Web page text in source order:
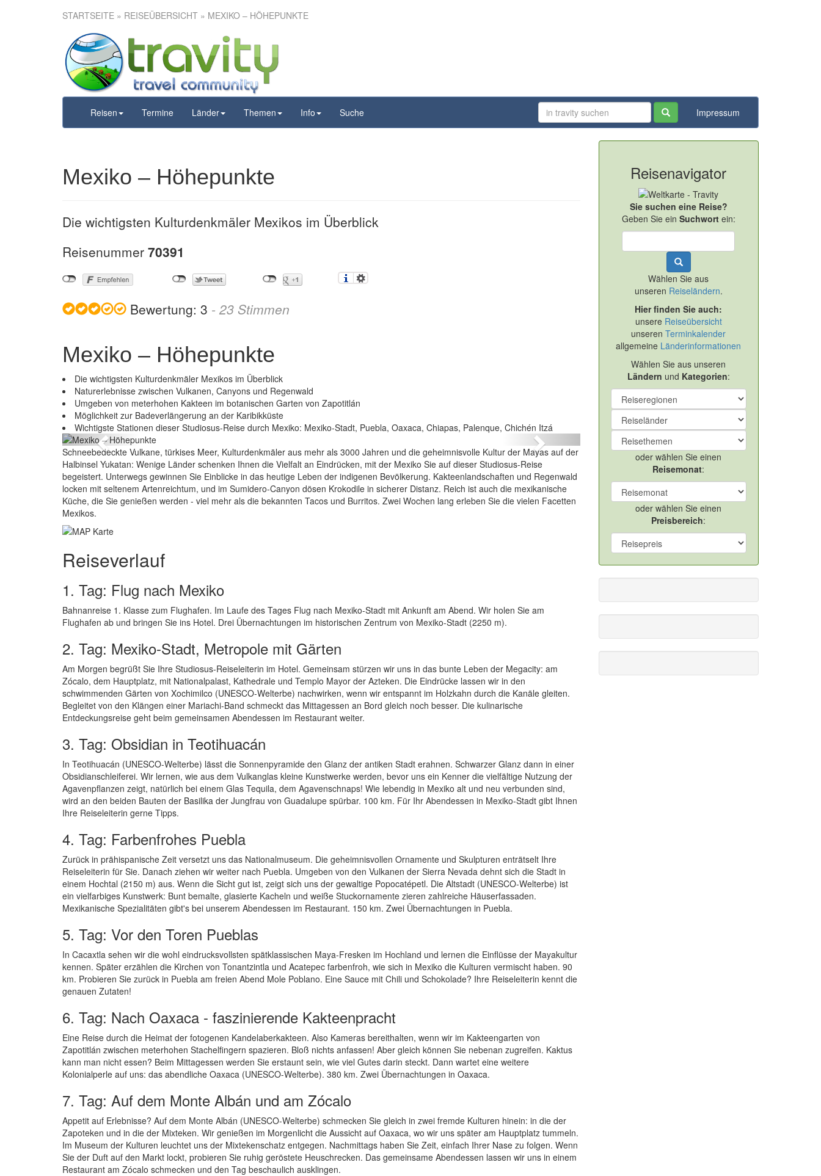
STARTSEITE » REISEÜBERSICHT » MEXIKO – HÖHEPUNKTE
Reisen Termine Länder Themen Info Suche Impressum
Mexiko – Höhepunkte
Mexiko – Höhepunkte
Die wichtigsten Kulturdenkmäler Mexikos im Überblick
Reisenummer 70391
Bewertung: 3 - 23 Stimmen
Mexiko – Höhepunkte
Die wichtigsten Kulturdenkmäler Mexikos im Überblick
Naturerlebnisse zwischen Vulkanen, Canyons und Regenwald
Umgeben von meterhohen Kakteen im botanischen Garten von Zapotitlán
Möglichkeit zur Badeverlängerung an der Karibikküste
Wichtigste Stationen dieser Studiosus-Reise durch Mexiko: Mexiko-Stadt, Puebla, Oaxaca, Chiapas, Palenque, Chichén Itzá
Previous Next
Schneebedeckte Vulkane, türkises Meer, Kulturdenkmäler aus mehr als 3000 Jahren und die geheimnisvolle Kultur der Mayas auf der
Halbinsel Yukatan: Wenige Länder schenken Ihnen die Vielfalt an Eindrücken, mit der Mexiko Sie auf dieser Studiosus-Reise
begeistert. Unterwegs gewinnen Sie Einblicke in das heutige Leben der indigenen Bevölkerung. Kakteenlandschaften und Regenwald
locken mit seltenem Artenreichtum, und im Sumidero-Canyon dösen Krokodile in sicherer Distanz. Reich ist auch die mexikanische
Küche, die Sie genießen werden - viel mehr als die bekannten Tacos und Burritos. Zwei Wochen lang erleben Sie die vielen Facetten
Mexikos.
Reiseverlauf
1. Tag: Flug nach Mexiko
Bahnanreise 1. Klasse zum Flughafen. Im Laufe des Tages Flug nach Mexiko-Stadt mit Ankunft am Abend. Wir holen Sie am
Flughafen ab und bringen Sie ins Hotel. Drei Übernachtungen im historischen Zentrum von Mexiko-Stadt (2250 m).
2. Tag: Mexiko-Stadt, Metropole mit Gärten
Am Morgen begrüßt Sie Ihre Studiosus-Reiseleiterin im Hotel. Gemeinsam stürzen wir uns in das bunte Leben der Megacity: am
Zócalo, dem Hauptplatz, mit Nationalpalast, Kathedrale und Templo Mayor der Azteken. Die Eindrücke lassen wir in den
schwimmenden Gärten von Xochimilco (UNESCO-Welterbe) nachwirken, wenn wir entspannt im Holzkahn durch die Kanäle gleiten.
Begleitet von den Klängen einer Mariachi-Band schmeckt das Mittagessen an Bord gleich noch besser. Die kulinarische
Entdeckungsreise geht beim gemeinsamen Abendessen im Restaurant weiter.
3. Tag: Obsidian in Teotihuacán
In Teotihuacán (UNESCO-Welterbe) lässt die Sonnenpyramide den Glanz der antiken Stadt erahnen. Schwarzer Glanz dann in einer
Obsidianschleiferei. Wir lernen, wie aus dem Vulkanglas kleine Kunstwerke werden, bevor uns ein Kenner die vielfältige Nutzung der
Agavenpflanzen zeigt, natürlich bei einem Glas Tequila, dem Agavenschnaps! Wie lebendig in Mexiko alt und neu verbunden sind,
wird an den beiden Bauten der Basilika der Jungfrau von Guadalupe spürbar. 100 km. Für Ihr Abendessen in Mexiko-Stadt gibt Ihnen
Ihre Reiseleiterin gerne Tipps.
4. Tag: Farbenfrohes Puebla
Zurück in prähispanische Zeit versetzt uns das Nationalmuseum. Die geheimnisvollen Ornamente und Skulpturen enträtselt Ihre
Reiseleiterin für Sie. Danach ziehen wir weiter nach Puebla. Umgeben von den Vulkanen der Sierra Nevada dehnt sich die Stadt in
einem Hochtal (2150 m) aus. Wenn die Sicht gut ist, zeigt sich uns der gewaltige Popocatépetl. Die Altstadt (UNESCO-Welterbe) ist
ein vielfarbiges Kunstwerk: Bunt bemalte, glasierte Kacheln und weiße Stuckornamente zieren zahlreiche Häuserfassaden.
Mexikanische Spezialitäten gibt's bei unserem Abendessen im Restaurant. 150 km. Zwei Übernachtungen in Puebla.
5. Tag: Vor den Toren Pueblas
In Cacaxtla sehen wir die wohl eindrucksvollsten spätklassischen Maya-Fresken im Hochland und lernen die Einflüsse der Mayakultur
kennen. Später erzählen die Kirchen von Tonantzintla und Acatepec farbenfroh, wie sich in Mexiko die Kulturen vermischt haben. 90
km. Probieren Sie zurück in Puebla am freien Abend Mole Poblano. Eine Sauce mit Chili und Schokolade? Ihre Reiseleiterin kennt die
genauen Zutaten!
6. Tag: Nach Oaxaca - faszinierende Kakteenpracht
Eine Reise durch die Heimat der fotogenen Kandelaberkakteen. Also Kameras bereithalten, wenn wir im Kakteengarten von
Zapotitlán zwischen meterhohen Stachelfingern spazieren. Bloß nichts anfassen! Aber gleich können Sie nebenan zugreifen. Kaktus
kann man nicht essen? Beim Mittagessen werden Sie erstaunt sein, wie viel Gutes darin steckt. Dann wartet eine weitere
Kolonialperle auf uns: das abendliche Oaxaca (UNESCO-Welterbe). 380 km. Zwei Übernachtungen in Oaxaca.
7. Tag: Auf dem Monte Albán und am Zócalo
Appetit auf Erlebnisse? Auf dem Monte Albán (UNESCO-Welterbe) schmecken Sie gleich in zwei fremde Kulturen hinein: in die der
Zapoteken und in die der Mixteken. Wir genießen im Morgenlicht die Aussicht auf Oaxaca, wo wir uns später am Hauptplatz tummeln.
Im Museum der Kulturen leuchtet uns der Mixtekenschatz entgegen. Nachmittags haben Sie Zeit, einfach Ihrer Nase zu folgen. Wenn
Sie der Duft auf den Markt lockt, probieren Sie ruhig geröstete Heuschrecken. Das gemeinsame Abendessen lassen wir uns in einem
Restaurant am Zócalo schmecken und den Tag beschaulich ausklingen.
Reisenavigator
Sie suchen eine Reise?
Geben Sie ein Suchwortein:
Wählen Sie aus
unseren Reiseländern.
Hier finden Sie auch:
unsere Reiseübersicht
unserenTerminkalender
allgemeine Länderinformationen
Wählen Sie aus unseren
Ländern und Kategorien:
oder wählen Sie einen
Reisemonat:
oder wählen Sie einen
Preisbereich: